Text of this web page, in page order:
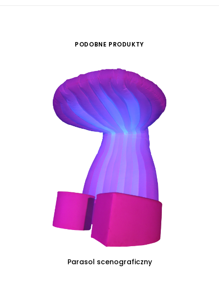
PODOBNE PRODUKTY
CZYTAJ DALEJ
Parasol scenograficzny